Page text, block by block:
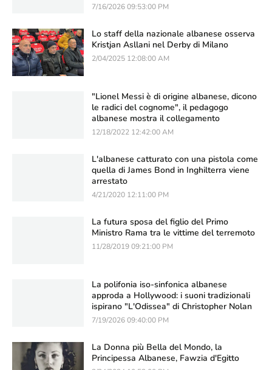
7/16/2026 09:53:00 PM
Lo staff della nazionale albanese osserva
Kristjan Asllani nel Derby di Milano
2/04/2025 12:08:00 AM
"Lionel Messi è di origine albanese, dicono
le radici del cognome", il pedagogo
albanese mostra il collegamento
12/18/2022 12:42:00 AM
L'albanese catturato con una pistola come
quella di James Bond in Inghilterra viene
arrestato
4/21/2020 12:11:00 PM
La futura sposa del figlio del Primo
Ministro Rama tra le vittime del terremoto
11/28/2019 09:21:00 PM
La polifonia iso-sinfonica albanese
approda a Hollywood: i suoni tradizionali
ispirano "L'Odissea" di Christopher Nolan
7/19/2026 09:40:00 PM
La Donna più Bella del Mondo, la
Principessa Albanese, Fawzia d'Egitto